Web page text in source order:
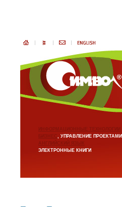
ИНФОРМАЦИОННЫЕ ТЕХНОЛОГИИ
БИЗНЕС, УПРАВЛЕНИЕ ПРОЕКТАМИ
АНГЛИЙСКИЙ ЯЗЫК
ЭЛЕКТРОННЫЕ КНИГИ